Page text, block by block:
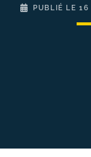
PUBLIÉ LE16